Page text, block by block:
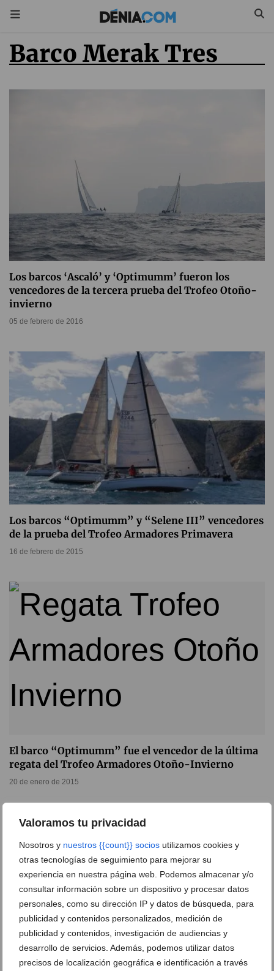
Valoramos tu privacidad
Nosotros y nuestros {{count}} socios utilizamos cookies y
otras tecnologías de seguimiento para mejorar su
experiencia en nuestra página web. Podemos almacenar y/o
consultar información sobre un dispositivo y procesar datos
personales, como su dirección IP y datos de búsqueda, para
publicidad y contenidos personalizados, medición de
publicidad y contenidos, investigación de audiencias y
desarrollo de servicios. Además, podemos utilizar datos
precisos de localización geográfica e identificación a través
Barco Merak Tres
Los barcos ‘Ascaló’ y ‘Optimumm’ fueron los
vencedores de la tercera prueba del Trofeo Otoño-
invierno
05 de febrero de 2016
Los barcos “Optimumm” y “Selene III” vencedores
de la prueba del Trofeo Armadores Primavera
16 de febrero de 2015
El barco “Optimumm” fue el vencedor de la última
regata del Trofeo Armadores Otoño-Invierno
20 de enero de 2015